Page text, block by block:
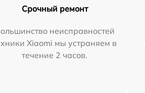
Срочный ремонт
неисправностей
Xiaomi мы устраняем в
течение 2 часов.